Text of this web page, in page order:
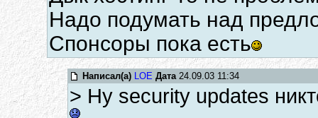
Надо подумать над
Спонсоры пока есть
Написал(а) LOE Дата24.09.03 11:34
> Ну security updates